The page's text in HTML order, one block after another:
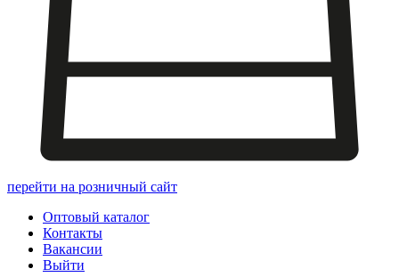
перейти на розничный сайт
Оптовый каталог
Контакты
Вакансии
Выйти